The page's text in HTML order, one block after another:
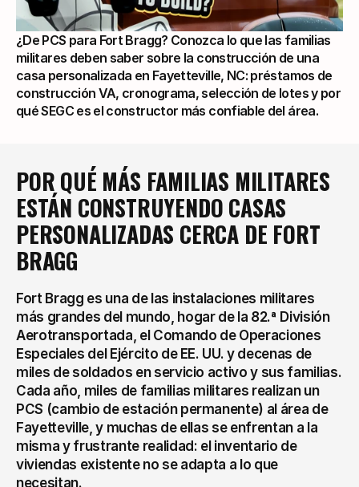
¿De PCS para Fort Bragg? Conozca lo que las familias
militares deben saber sobre la construcción de una
casa personalizada en Fayetteville, NC: préstamos de
construcción VA, cronograma, selección de lotes y por
qué SEGC es el constructor más confiable del área.
POR QUÉ MÁS FAMILIAS MILITARES
ESTÁN CONSTRUYENDO CASAS
PERSONALIZADAS CERCA DE FORT
BRAGG
Fort Bragg es una de las instalaciones militares
más grandes del mundo, hogar de la 82.ª División
Aerotransportada, el Comando de Operaciones
Especiales del Ejército de EE. UU. y decenas de
miles de soldados en servicio activo y sus familias.
Cada año, miles de familias militares realizan un
PCS (cambio de estación permanente) al área de
Fayetteville, y muchas de ellas se enfrentan a la
misma y frustrante realidad: el inventario de
viviendas existente no se adapta a lo que
necesitan.